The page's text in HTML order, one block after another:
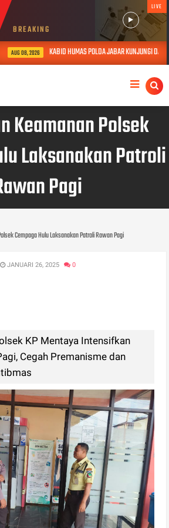
BREAKING
LIVE
AUG 08, 2026 KABID HUMAS POLDA JABAR KUNJUNGI DAN
Keamanan Polsek
Laksanakan Patroli
Pagi
Cempaga Hulu Laksanakan Patroli Rawan Pagi
JANUARI 26, 2025 0
KP Mentaya Intensifkan
Cegah Premanisme dan